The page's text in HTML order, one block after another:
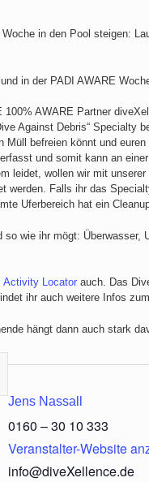
in den Pool steigen:
in der PADI AWARE
Against Debris“ Specialty
befreien könnt und
und somit kann an
leidet, wollen wir mit
werden. Falls ihr das
Uferbereich hat ein
wie ihr mögt: Überwasser,
Activity Locator auch. Das
ihr auch weitere Infos
hängt dann auch stark
Jens Nassall
0160 – 30 10 333
Veranstalter-Website
info@diveXellence.de